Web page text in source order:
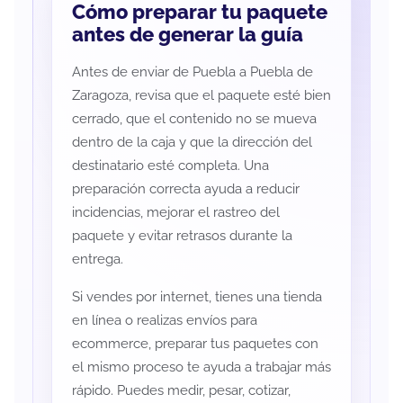
Cómo preparar tu paquete
antes de generar la guía
Antes de enviar de Puebla a Puebla de
Zaragoza, revisa que el paquete esté bien
cerrado, que el contenido no se mueva
dentro de la caja y que la dirección del
destinatario esté completa. Una
preparación correcta ayuda a reducir
incidencias, mejorar el rastreo del
paquete y evitar retrasos durante la
entrega.
Si vendes por internet, tienes una tienda
en línea o realizas envíos para
ecommerce, preparar tus paquetes con
el mismo proceso te ayuda a trabajar más
rápido. Puedes medir, pesar, cotizar,